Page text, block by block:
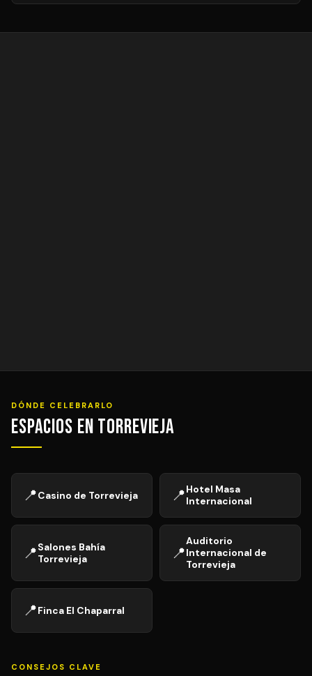
DÓNDE CELEBRARLO
Espacios en Torrevieja
📍Casino de Torrevieja 📍Hotel Masa
Internacional
📍Salones Bahía
Torrevieja
📍
Auditorio
Internacional de
Torrevieja
📍Finca El Chaparral
CONSEJOS CLAVE